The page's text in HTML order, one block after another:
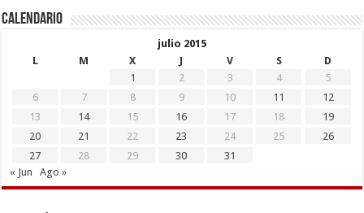
Calendario
julio 2015
L
M X J V S
D
1
2 3 4
5
6
7 8 9 10 11
12
13
14 15 16 17 18
19
20
21 22 23 24 25
26
27
28 29 30
31
« Jun
Ago »